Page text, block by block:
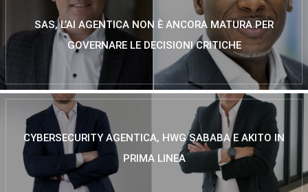
SAS, L’AI AGENTICA NON È ANCORA MATURA PER
GOVERNARE LE DECISIONI CRITICHE
CYBERSECURITY AGENTICA, HWG SABABA E AKITO IN
PRIMA LINEA